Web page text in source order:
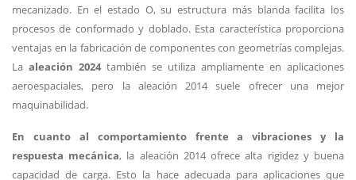
mecanizado. En el estado O, su estructura más blanda facilita los
procesos de conformado y doblado. Esta característica proporciona
ventajas en la fabricación de componentes con geometrías complejas.
La aleación 2024también se utiliza ampliamente en aplicaciones
aeroespaciales, pero la aleación 2014 suele ofrecer una mejor
maquinabilidad.
En cuanto al comportamiento frente a vibraciones y la
respuesta mecánica, la aleación 2014 ofrece alta rigidez y buena
capacidad de carga. Esto la hace adecuada para aplicaciones que